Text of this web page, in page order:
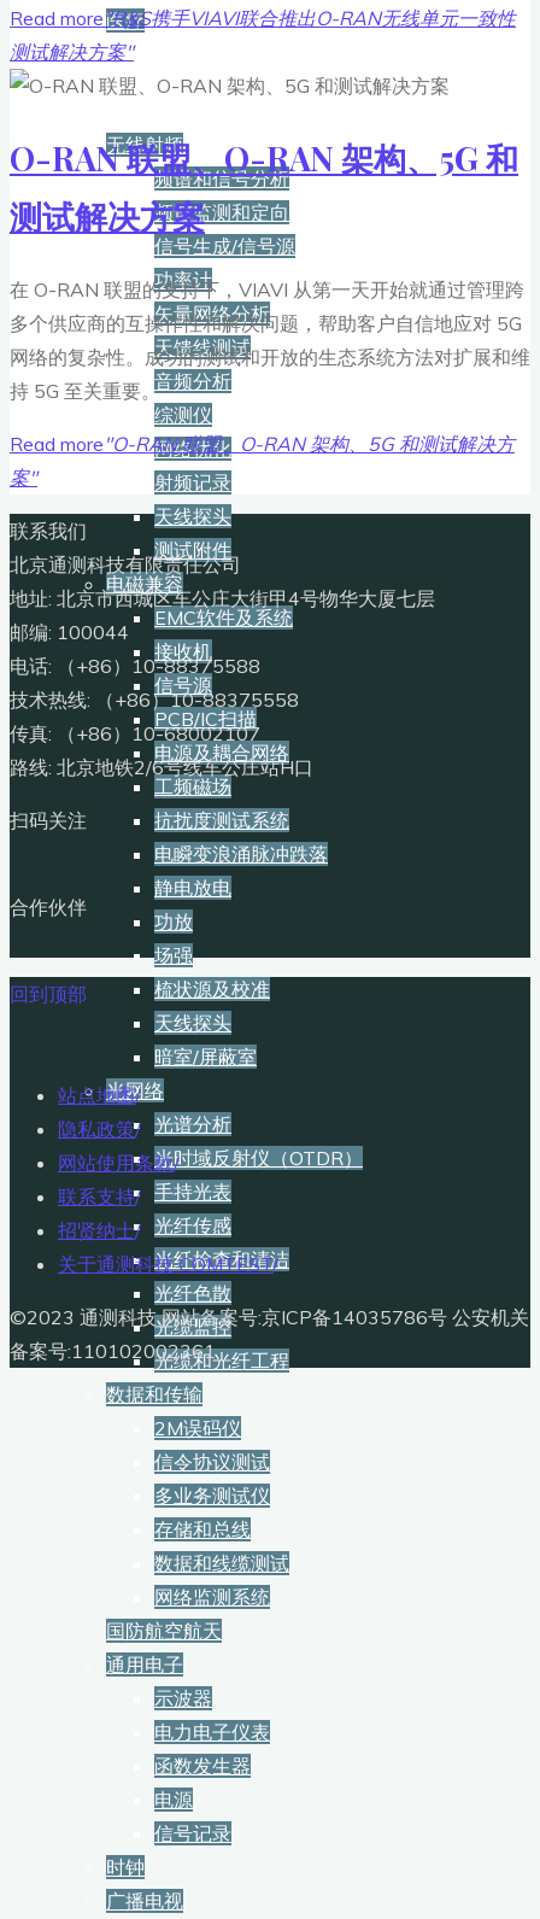
医疗
产品
无线射频
频谱和信号分析
频谱监测和定向
信号生成/信号源
功率计
矢量网络分析
天馈线测试
音频分析
综测仪
网络优化
射频记录
天线探头
测试附件
电磁兼容
EMC软件及系统
接收机
信号源
PCB/IC扫描
电源及耦合网络
工频磁场
抗扰度测试系统
电瞬变浪涌脉冲跌落
静电放电
功放
场强
梳状源及校准
天线探头
暗室/屏蔽室
光网络
光谱分析
光时域反射仪（OTDR）
手持光表
光纤传感
光纤检查和清洁
光纤色散
光缆监控
光缆和光纤工程
数据和传输
2M误码仪
信令协议测试
多业务测试仪
存储和总线
数据和线缆测试
网络监测系统
国防航空航天
通用电子
示波器
电力电子仪表
函数发生器
电源
信号记录
时钟
广播电视
Read more "R&S携手VIAVI联合推出O-RAN无线单元一致性
测试解决方案"
O-RAN 联盟、O-RAN 架构、5G 和
测试解决方案
在 O-RAN 联盟的支持下，VIAVI 从第一天开始就通过管理跨
多个供应商的互操作性和解决问题，帮助客户自信地应对 5G
网络的复杂性。成功的测试和开放的生态系统方法对扩展和维
持 5G 至关重要。
Read more "O-RAN 联盟、O-RAN 架构、5G 和测试解决方
案"
联系我们
北京通测科技有限责任公司
地址: 北京市西城区车公庄大街甲4号物华大厦七层
邮编: 100044
电话: （+86）10-88375588
技术热线: （+86）10-88375558
传真: （+86）10-68002107
路线: 北京地铁2/6号线车公庄站H口
扫码关注
合作伙伴
回到顶部
站点地图/
隐私政策/
网站使用条款/
联系支持/
招贤纳士/
关于通测科技 COMTEST/
©2023 通测科技 网站备案号:京ICP备14035786号 公安机关
备案号:110102002361